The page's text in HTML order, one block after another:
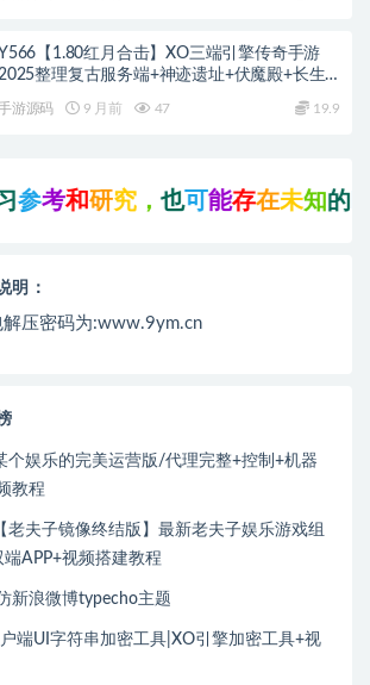
【1.80红月合击】XO三端引擎传奇手游
整理复古服务端+神迹遗址+伏魔殿+长生
游源码 9 月前 47 19.9
和研究，也 可能存在未知的BUG
明：
压密码为:www.9ym.cn
个娱乐的完美运营版/代理完整+控制+机器
教程
老夫子镜像终结版】最新老夫子娱乐游戏组
APP+视频搭建教程
新浪微博typecho主题
端UI字符串加密工具|XO引擎加密工具+视